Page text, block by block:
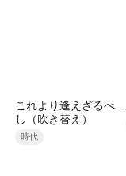
これより逢えざるべ
し（吹き替え）
時代